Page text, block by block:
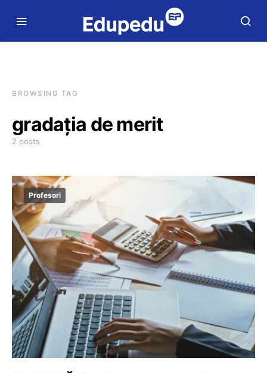
BROWSING TAG
gradația de merit
2 posts
Profesori